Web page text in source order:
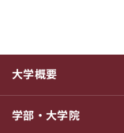
大学概要
学部・大学院